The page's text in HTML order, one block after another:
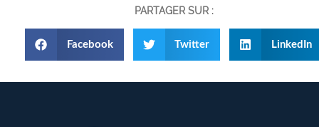
PARTAGER SUR :
Facebook Twitter LinkedIn